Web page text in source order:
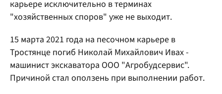
карьере исключительно в терминах
"хозяйственных споров" уже не выходит.
15 марта 2021 года на песочном карьере в
Тростянце погиб Николай Михайлович Ивах -
машинист экскаватора ООО "Агробудсервис".
Причиной стал оползень при выполнении работ.